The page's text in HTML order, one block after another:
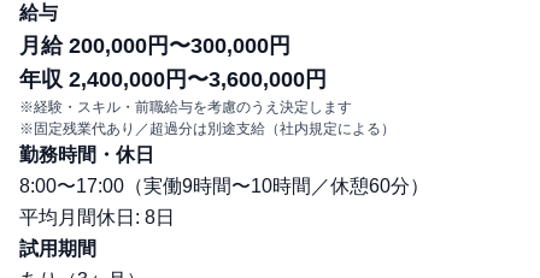
給与
月給 200,000円〜300,000円
年収 2,400,000円〜3,600,000円
※経験・スキル・前職給与を考慮のうえ決定します
※固定残業代あり／超過分は別途支給（社内規定による）
勤務時間・休日
8:00〜17:00（実働9時間〜10時間／休憩60分）
平均月間休日: 8日
試用期間